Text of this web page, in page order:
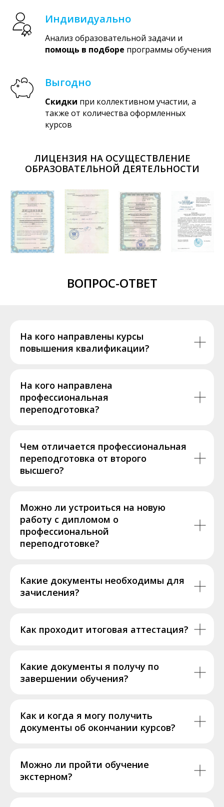
Индивидуально
Анализ образовательной задачи и
помощь в подборе программы обучения
Выгодно
Скидки при коллективном участии, а
также от количества оформленных
курсов
ЛИЦЕНЗИЯ НА ОСУЩЕСТВЛЕНИЕ
ОБРАЗОВАТЕЛЬНОЙ ДЕЯТЕЛЬНОСТИ
ВОПРОС-ОТВЕТ
На кого направлены курсы
повышения квалификации?
На кого направлена
профессиональная
переподготовка?
Чем отличается профессиональная
переподготовка от второго
высшего?
Можно ли устроиться на новую
работу с дипломом о
профессиональной
переподготовке?
Какие документы необходимы для
зачисления?
Как проходит итоговая аттестация?
Какие документы я получу по
завершении обучения?
Как и когда я могу получить
документы об окончании курсов?
Можно ли пройти обучение
экстерном?